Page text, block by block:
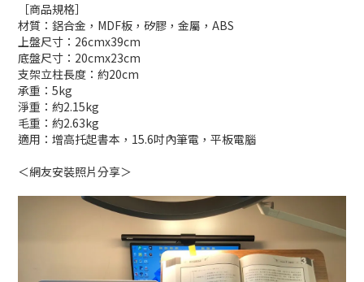
［商品規格］
材質：鋁合金，MDF板，矽膠，金屬，ABS
上盤尺寸：26cmx39cm
底盤尺寸：20cmx23cm
支架立柱長度：約20cm
承重：5kg
淨重：約2.15kg
毛重：約2.63kg
適用：增高托起書本，15.6吋內筆電，平板電腦
＜網友安裝照片分享＞